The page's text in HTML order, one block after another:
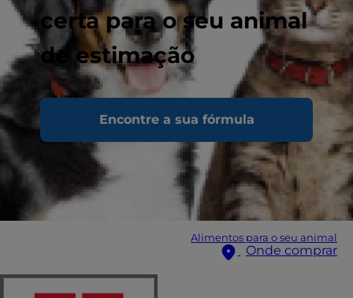
certa para o seu animal
de estimação
Encontre a sua fórmula
Alimentos para o seu animal
Onde comprar